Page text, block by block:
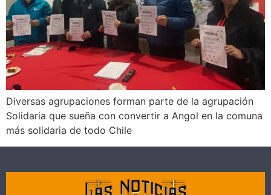
Diversas agrupaciones forman parte de la agrupación
Solidaria que sueña con convertir a Angol en la comuna
más solidaria de todo Chile